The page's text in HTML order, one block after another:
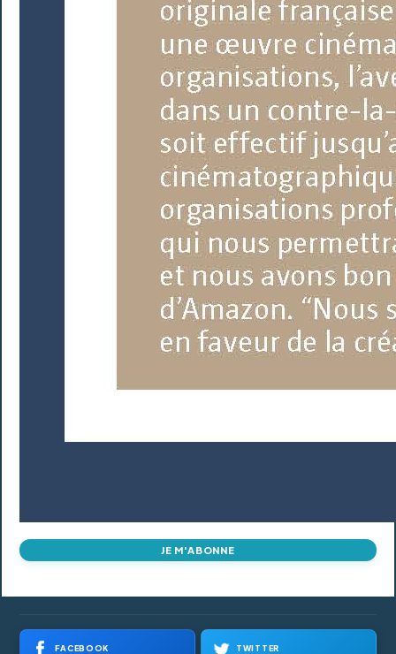
JE M'ABONNE
FACEBOOK TWITTER